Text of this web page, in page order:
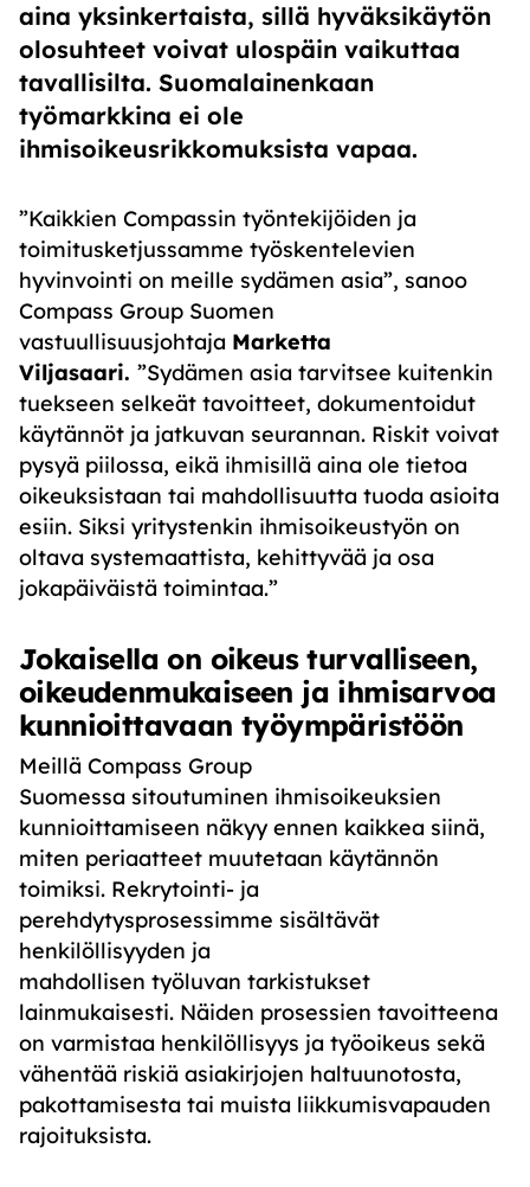
aina yksinkertaista, sillä hyväksikäytön
olosuhteet voivat ulospäin vaikuttaa
tavallisilta. Suomalainenkaan
työmarkkina ei ole
ihmisoikeusrikkomuksista vapaa.
”Kaikkien Compassin työntekijöiden ja
toimitusketjussamme työskentelevien
hyvinvointi on meille sydämen asia”, sanoo
Compass Group Suomen
vastuullisuusjohtaja Marketta
Viljasaari. ”Sydämen asia tarvitsee kuitenkin
tuekseen selkeät tavoitteet, dokumentoidut
käytännöt ja jatkuvan seurannan. Riskit voivat
pysyä piilossa, eikä ihmisillä aina ole tietoa
oikeuksistaan tai mahdollisuutta tuoda asioita
esiin. Siksi yritystenkin ihmisoikeustyön on
oltava systemaattista, kehittyvää ja osa
jokapäiväistä toimintaa.”
Jokaisella on oikeus turvalliseen,
oikeudenmukaiseen ja ihmisarvoa
kunnioittavaan työympäristöön
Meillä Compass Group
Suomessa sitoutuminen ihmisoikeuksien
kunnioittamiseen näkyy ennen kaikkea siinä,
miten periaatteet muutetaan käytännön
toimiksi. Rekrytointi- ja
perehdytysprosessimme sisältävät
henkilöllisyyden ja
mahdollisen työluvan tarkistukset
lainmukaisesti. Näiden prosessien tavoitteena
on varmistaa henkilöllisyys ja työoikeus sekä
vähentää riskiä asiakirjojen haltuunotosta,
pakottamisesta tai muista liikkumisvapauden
rajoituksista.